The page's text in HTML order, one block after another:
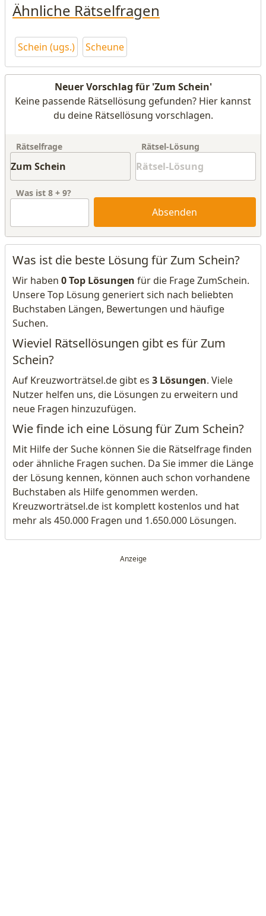
Ähnliche Rätselfragen
Schein (ugs.) Scheune
Neuer Vorschlag für 'Zum Schein'
Keine passende Rätsellösung gefunden? Hier kannst
du deine Rätsellösung vorschlagen.
Rätselfrage Rätsel-Lösung
Was ist 8 + 9?
Absenden
Was ist die beste Lösung für Zum Schein?
Wir haben 0 Top Lösungen für die Frage ZumSchein.
Unsere Top Lösung generiert sich nach beliebten
Buchstaben Längen, Bewertungen und häufige
Suchen.
Wieviel Rätsellösungen gibt es für Zum
Schein?
Auf Kreuzworträtsel.de gibt es 3 Lösungen. Viele
Nutzer helfen uns, die Lösungen zu erweitern und
neue Fragen hinzuzufügen.
Wie finde ich eine Lösung für Zum Schein?
Mit Hilfe der Suche können Sie die Rätselfrage finden
oder ähnliche Fragen suchen. Da Sie immer die Länge
der Lösung kennen, können auch schon vorhandene
Buchstaben als Hilfe genommen werden.
Kreuzworträtsel.de ist komplett kostenlos und hat
mehr als 450.000 Fragen und 1.650.000 Lösungen.